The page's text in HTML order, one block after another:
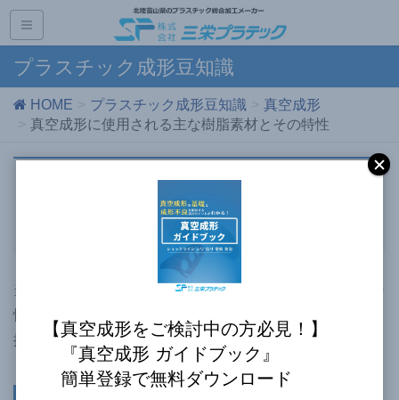
プラスチック成形豆知識
HOME プラスチック成形豆知識
真空成形
真空成形に使用される主な樹脂素材とその特性
当記事では、真空成形に使用される主な樹脂素材とその特
性についてご紹介します。各樹脂素材の特徴をしっかりと
抑え、実際の材質選定の際にご活用ください。
【真空成形をご検討中の方必見！】
『真空成形 ガイドブック』
簡単登録で無料ダウンロード